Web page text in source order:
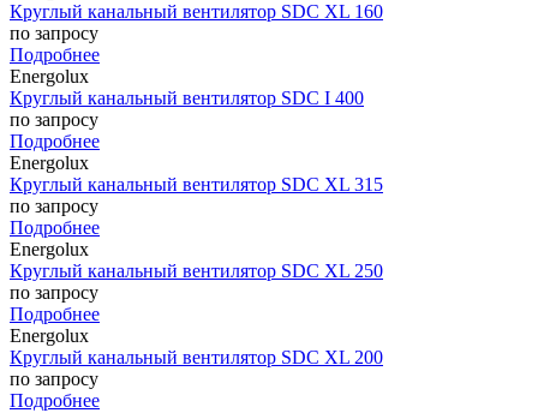
Круглый канальный вентилятор SDC XL 160
по запросу
Подробнее
Energolux
Круглый канальный вентилятор SDC I 400
по запросу
Подробнее
Energolux
Круглый канальный вентилятор SDC XL 315
по запросу
Подробнее
Energolux
Круглый канальный вентилятор SDC XL 250
по запросу
Подробнее
Energolux
Круглый канальный вентилятор SDC XL 200
по запросу
Подробнее